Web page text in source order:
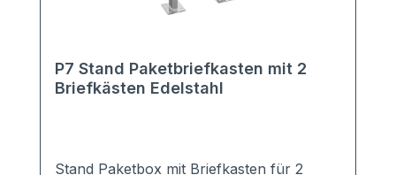
P7 Stand Paketbriefkasten mit 2
Briefkästen Edelstahl
Stand Paketbox mit Briefkasten für 2